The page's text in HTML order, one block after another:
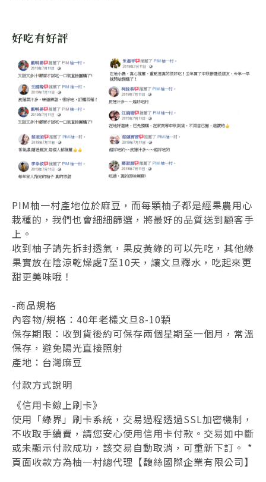
好吃有好評
PIM柚一村產地位於麻豆，而每顆柚子都是經果農用心
栽種的，我們也會細細篩選，將最好的品質送到顧客手
上。
收到柚子請先拆封透氣， 果皮黃綠的可以先吃 ，其他綠
果實放在陰涼乾燥處7至10天 ，讓文旦釋水，吃起來更
甜更美味哦！
-商品規格
內容物/規格：40年老欉文旦8-10顆
保存期限：收到貨後約可保存兩個星期至一個月，常溫
保存，避免陽光直接照射
產地：台灣麻豆
付款方式說明
《信用卡線上刷卡》
使用「綠界」刷卡系統，交易過程透過SSL加密機制，
不收取手續費，請您安心使用信用卡付款。交易如中斷
或未顯示付款成功，該交易自動取消，可重新下訂。 *
頁面收款方為柚一村總代理【馥絲國際企業有限公司】